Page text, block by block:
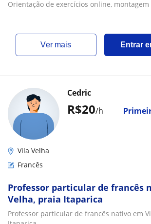
Orientação de exercícios online,
ver mais Entrar
R$20/h
Cedric
Vila Velha
Francês
Professor particular de francês
Velha, praia Itaparica
Professor particular de francês nativo em